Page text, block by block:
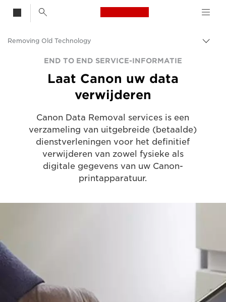
Canon Logo, back
Consumer Product Support
Ondersteuning voor zakelijke producten
End to End
Removing Old Technology
END TO END SERVICE-INFORMATIE
Laat Canon uw data
verwijderen
Canon Data Removal services is een
verzameling van uitgebreide (betaalde)
dienstverleningen voor het definitief
verwijderen van zowel fysieke als
digitale gegevens van uw Canon-
printapparatuur.